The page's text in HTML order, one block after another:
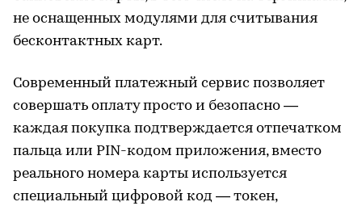
не оснащенных модулями для считывания
бесконтактных карт.
Современный платежный сервис позволяет
совершать оплату просто и безопасно —
каждая покупка подтверждается отпечатком
пальца или PIN-кодом приложения, вместо
реального номера карты используется
специальный цифровой код — токен,